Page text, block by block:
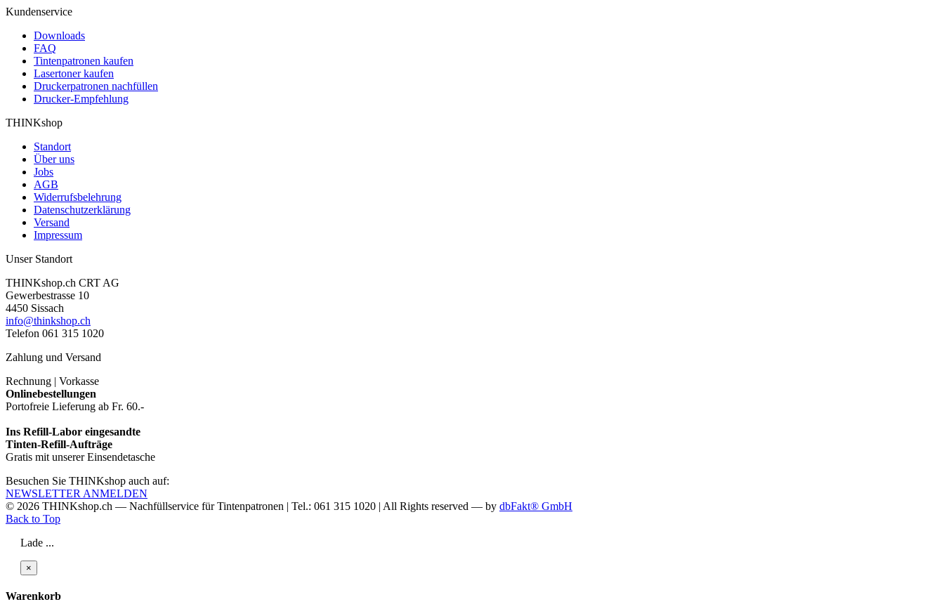
Kundenservice
Downloads
FAQ
Tintenpatronen kaufen
Lasertoner kaufen
Druckerpatronen nachfüllen
Drucker-Empfehlung
THINKshop
Standort
Über uns
Jobs
AGB
Widerrufsbelehrung
Datenschutzerklärung
Versand
Impressum
Unser Standort
THINKshop.ch CRT AG
Gewerbestrasse 10
4450 Sissach
info@thinkshop.ch
Telefon 061 315 1020
Zahlung und Versand
Rechnung | Vorkasse
Onlinebestellungen
Portofreie Lieferung ab Fr. 60.-
Ins Refill-Labor eingesandte
Tinten-Refill-Aufträge
Gratis mit unserer Einsendetasche
Besuchen Sie THINKshop auch auf:
NEWSLETTER ANMELDEN
© 2026 THINKshop.ch — Nachfüllservice fürTintenpatronen | Tel.: 061 315 1020 | All Rights reserved — by dbFakt® GmbH
Back to Top
Lade ...
×
Warenkorb